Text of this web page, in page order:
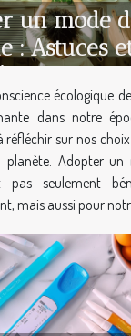
un mode
: Astuces
écologique
dans notre
réfléchir sur nos
Adopter un
pas seulement
mais aussi pour